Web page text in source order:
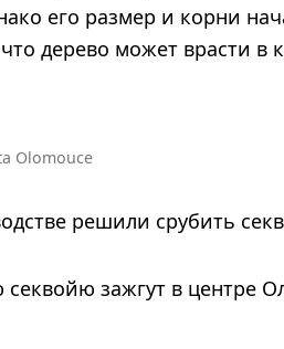
его размер и корни
дерево может врасти
Olomouce
решили срубить
секвойю зажгут в центре